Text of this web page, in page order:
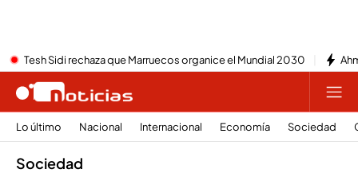
Tesh Sidi rechaza que Marruecos organice el Mundial 2030
Lo último Nacional Internacional Economía Sociedad
Sociedad